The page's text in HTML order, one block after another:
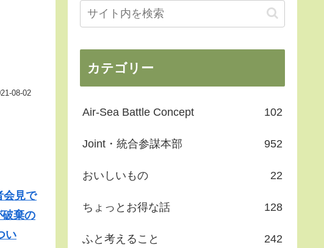
08-02
会見で
棄の
い
カテゴリー
Air-Sea Battle Concept 102
Joint・統合参謀本部 952
おいしいもの 22
ちょっとお得な話 128
ふと考えること 242